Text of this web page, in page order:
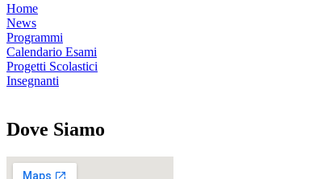
Home
News
Programmi
Calendario Esami
Progetti Scolastici
Insegnanti
Dove Siamo